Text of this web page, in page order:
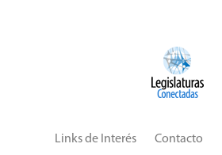
Links de Interés Contacto